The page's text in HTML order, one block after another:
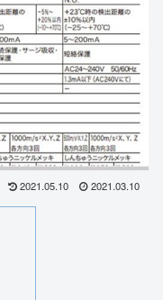
2021.05.10 2021.03.10